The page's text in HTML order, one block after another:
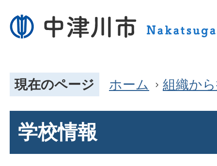
現在のページ ホーム 組織か
学校情報